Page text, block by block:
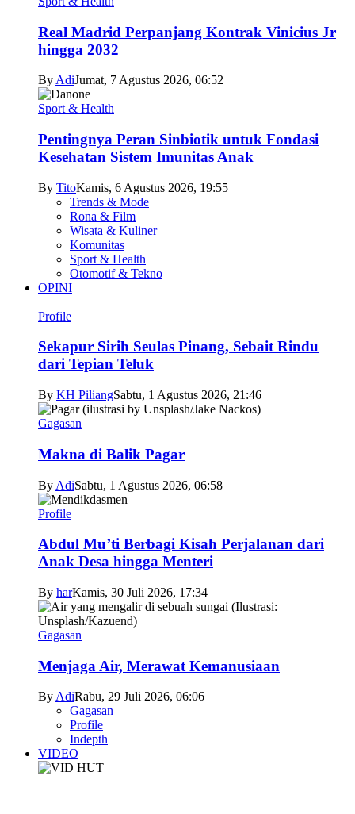
Real Madrid Perpanjang Kontrak Vinicius Jr
hingga 2032
By AdiJumat, 7 Agustus 2026, 06:52
Sport & Health
Pentingnya Peran Sinbiotik untuk Fondasi
Kesehatan Sistem Imunitas Anak
By TitoKamis, 6 Agustus 2026, 19:55
Trends & Mode
Rona & Film
Wisata & Kuliner
Komunitas
Sport & Health
Otomotif & Tekno
OPINI
Profile
Sekapur Sirih Seulas Pinang, Sebait Rindu
dari Tepian Teluk
By KH PiliangSabtu, 1 Agustus 2026, 21:46
Gagasan
Makna di Balik Pagar
By AdiSabtu, 1 Agustus 2026, 06:58
Profile
Abdul Mu’ti Berbagi Kisah Perjalanan dari
Anak Desa hingga Menteri
By harKamis, 30 Juli 2026, 17:34
Gagasan
Menjaga Air, Merawat Kemanusiaan
ByAdiRabu, 29 Juli 2026, 06:06
Gagasan
Profile
Indepth
VIDEO